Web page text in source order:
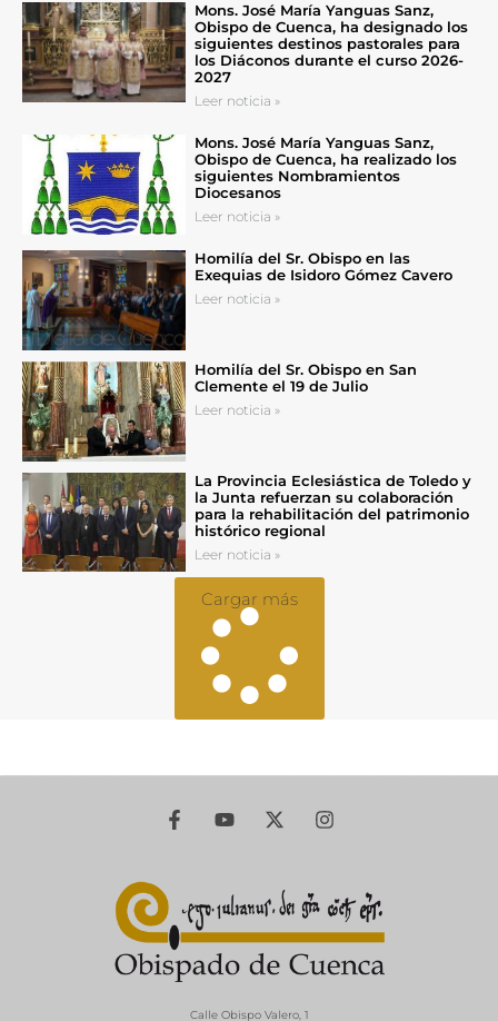
Mons. José María Yanguas Sanz,
Obispo de Cuenca, ha designado los
siguientes destinos pastorales para
los Diáconos durante el curso 2026-
2027
Leer noticia »
Mons. José María Yanguas Sanz,
Obispo de Cuenca, ha realizado los
siguientes Nombramientos
Diocesanos
Leer noticia »
Homilía del Sr. Obispo en las
Exequias de Isidoro Gómez Cavero
Leer noticia »
Homilía del Sr. Obispo en San
Clemente el 19 de Julio
Leer noticia »
La Provincia Eclesiástica de Toledo y
la Junta refuerzan su colaboración
para la rehabilitación del patrimonio
histórico regional
Leer noticia »
Cargar más
Calle Obispo Valero, 1